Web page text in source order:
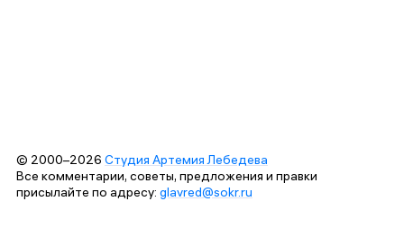
© 2000–2026 Студия Артемия Лебедева
Все комментарии, советы, предложения и правки
присылайте по адресу: glavred@sokr.ru